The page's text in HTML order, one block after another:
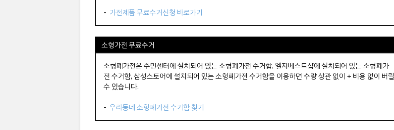
- 가전제품 무료수거신청 바로가기
소형가전 무료수거
소형폐가전은 주민센터에 설치되어 있는 소형폐가전 수거함, 엘지베스트샵에 설치되어 있는 소형폐가
전 수거함, 삼성스토어에 설치되어 있는 소형폐가전 수거함을 이용하면 수량 상관 없이 + 비용 없이 버릴
수 있습니다.
- 우리동네 소형폐가전 수거함 찾기